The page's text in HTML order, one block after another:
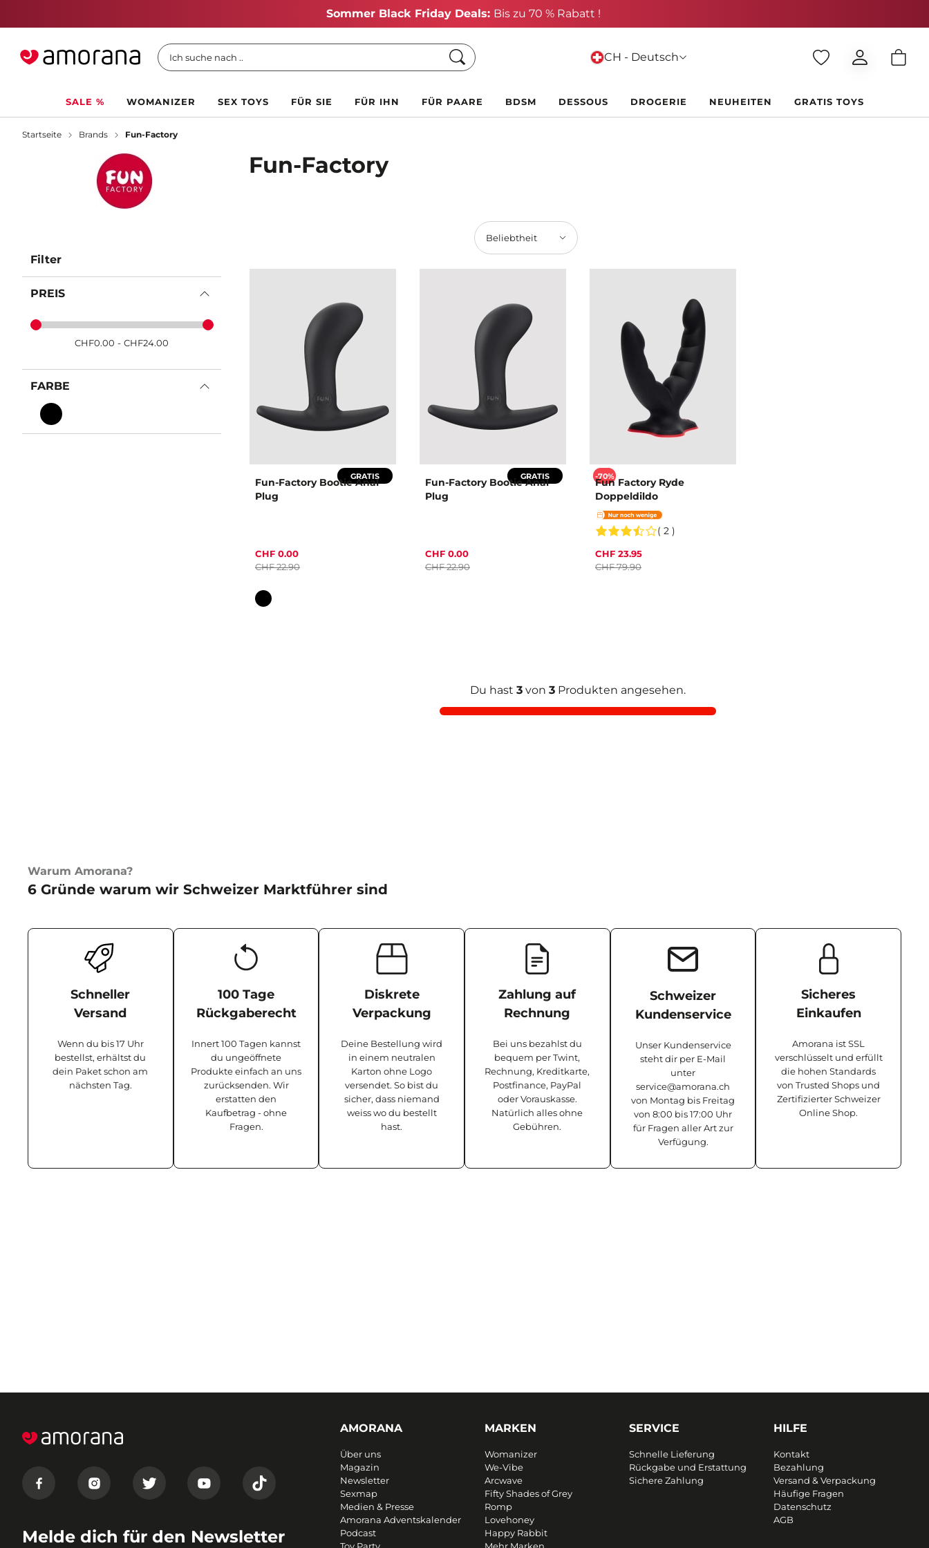
Sommer Black Friday Deals: Bis zu 70 % Rabatt !
Ich suche nach .. Suche CH - Deutsch
SALE % WOMANIZER SEX TOYS FÜR SIE FÜR IHN FÜR PAARE BDSM DESSOUS DROGERIE NEUHEITEN GRATIS TOYS
Startseite Brands Fun-Factory
Fun-Factory
Filter
PREIS
CHF0.00 - CHF24.00
FARBE
Beliebtheit
GRATIS
Fun-Factory Bootie Anal
Plug
CHF 0.00
CHF 22.90
Farbe
GRATIS
Fun-Factory Bootie Anal
Plug
CHF 0.00
CHF 22.90
-70%
Fun Factory Ryde
Doppeldildo
( 2 )
CHF 23.95
CHF 79.90
Du hast 3 von 3 Produkten angesehen.
Warum Amorana?
6 Gründe warum wir Schweizer Marktführer sind
Schneller
Versand
Wenn du bis 17 Uhr
bestellst, erhältst du
dein Paket schon am
nächsten Tag.
100 Tage
Rückgaberecht
Innert 100 Tagen kannst
du ungeöffnete
Produkte einfach an uns
zurücksenden. Wir
erstatten den
Kaufbetrag - ohne
Fragen.
Diskrete
Verpackung
Deine Bestellung wird
in einem neutralen
Karton ohne Logo
versendet. So bist du
sicher, dass niemand
weiss wo du bestellt
hast.
Zahlung auf
Rechnung
Bei uns bezahlst du
bequem per Twint,
Rechnung, Kreditkarte,
Postfinance, PayPal
oder Vorauskasse.
Natürlich alles ohne
Gebühren.
Schweizer
Kundenservice
Unser Kundenservice
steht dir per E-Mail
unter
service@amorana.ch
von Montag bis Freitag
von 8:00 bis 17:00 Uhr
für Fragen aller Art zur
Verfügung.
Sicheres
Einkaufen
Amorana ist SSL
verschlüsselt und erfüllt
die hohen Standards
von Trusted Shops und
Zertifizierter Schweizer
Online Shop.
Melde dich für den Newsletter
AMORANA
Über uns
Magazin
Newsletter
Sexmap
Medien & Presse
Amorana Adventskalender
Podcast
MARKEN
Womanizer
We-Vibe
Arcwave
Fifty Shades of Grey
Romp
Lovehoney
Happy Rabbit
SERVICE
Schnelle Lieferung
Rückgabe und Erstattung
Sichere Zahlung
HILFE
Kontakt
Bezahlung
Versand & Verpackung
Häufige Fragen
Datenschutz
AGB